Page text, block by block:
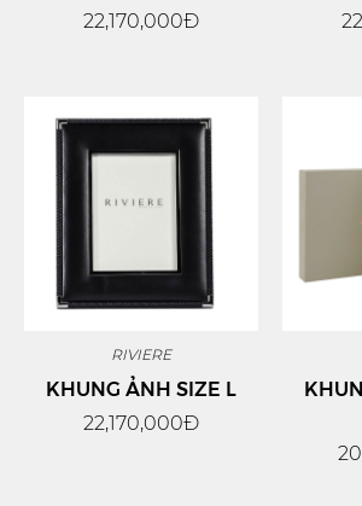
22,170,000Đ
RIVIERE
KHUNG ẢNH SIZE L
22,170,000Đ